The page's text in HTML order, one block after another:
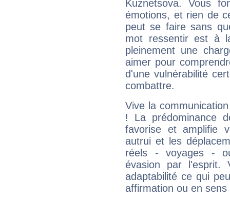
Kuznetsova. Vous
émotions, et rien de
peut se faire sans
mot ressentir est à
pleinement une
aimer pour
d'une vulnérabilité
combattre.
Vive la
! La prédominance
favorise et amplifie
autrui et les
réels - voyages -
évasion par l'esprit.
adaptabilité ce qui
affirmation ou en